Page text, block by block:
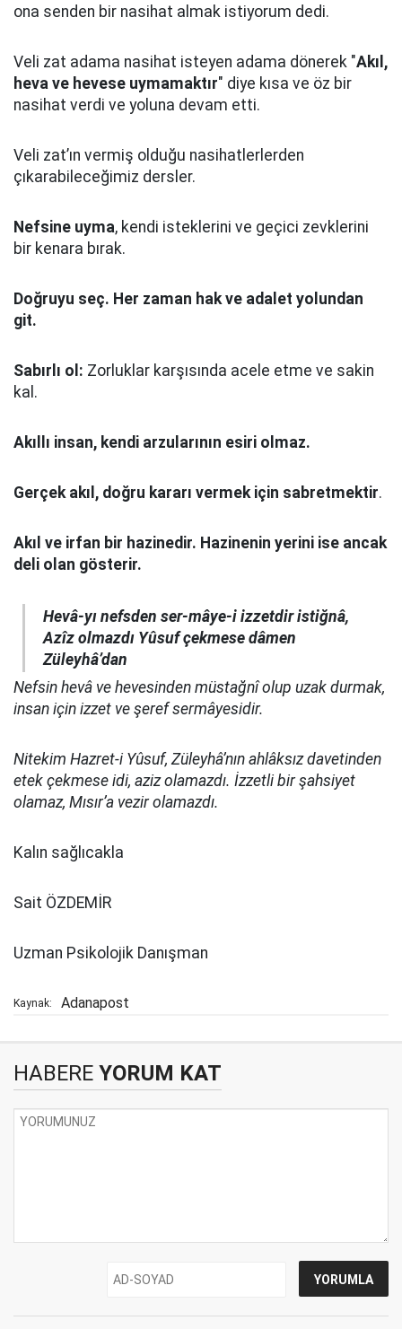
ona senden bir nasihat almak istiyorum dedi.
Veli zat adama nasihat isteyen adama dönerek "Akıl,
heva ve hevese uymamaktır" diye kısa ve öz bir
nasihat verdi ve yoluna devam etti.
Veli zat’ın vermiş olduğu nasihatlerlerden
çıkarabileceğimiz dersler.
Nefsine uyma, kendi isteklerini ve geçici zevklerini
bir kenara bırak.
Doğruyu seç. Her zaman hak ve adalet yolundan
git.
Sabırlı ol: Zorluklar karşısında acele etme ve sakin
kal.
Akıllı insan, kendi arzularının esiri olmaz.
Gerçek akıl, doğru kararı vermek için sabretmektir.
Akıl ve irfan bir hazinedir. Hazinenin yerini ise ancak
deli olan gösterir.
Hevâ-yı nefsden ser-mâye-i izzetdir istiğnâ,
Azîz olmazdı Yûsuf çekmese dâmen
Züleyhâ’dan
Nefsin hevâ ve hevesinden müstağnî olup uzak durmak,
insan için izzet ve şeref sermâyesidir.
Nitekim Hazret-i Yûsuf, Züleyhâ’nın ahlâksız davetinden
etek çekmese idi, aziz olamazdı. İzzetli bir şahsiyet
olamaz, Mısır’a vezir olamazdı.
Kalın sağlıcakla
Sait ÖZDEMİR
Uzman Psikolojik Danışman
Kaynak: Adanapost
HABERE YORUM KAT